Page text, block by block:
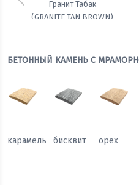
Гранит Табак
(GRANITE TAN BROWN)
Предыдущий
БЕТОННЫЙ КАМЕНЬ С
карамель бисквит орех